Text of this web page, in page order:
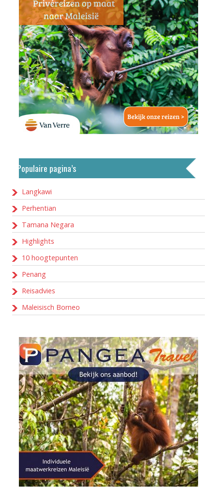
Populaire pagina’s
Langkawi
Perhentian
Tamana Negara
Highlights
10 hoogtepunten
Penang
Reisadvies
Maleisisch Borneo